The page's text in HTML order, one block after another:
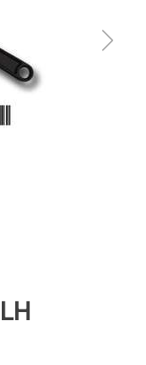
Reservdelar
Sprängskisser